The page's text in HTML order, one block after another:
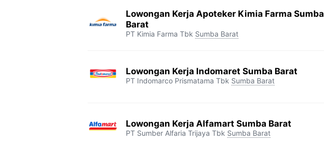
Lowongan Kerja Apoteker Kimia Farma Sumba
Barat
PT Kimia Farma Tbk Sumba Barat
Lowongan Kerja Indomaret Sumba Barat
PT Indomarco Prismatama Tbk Sumba Barat
Lowongan Kerja Alfamart Sumba Barat
PT Sumber Alfaria Trijaya Tbk Sumba Barat